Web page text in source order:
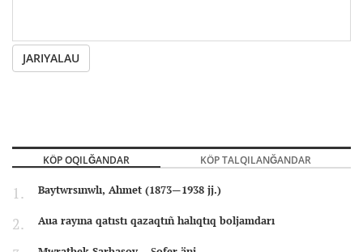
JARIYALAU
KÖP OQILĞANDAR KÖP TALQILANĞANDAR
Baytwrsınwlı, Ahmet (1873—1938 jj.)
Aua rayına qatıstı qazaqtıñ halıqtıq boljamdarı